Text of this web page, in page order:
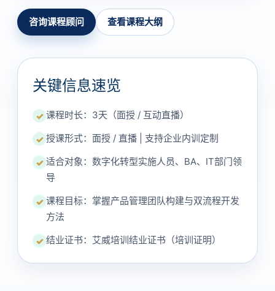
咨询课程顾问 查看课程大纲
关键信息速览
✓ 课程时长：3天（面授 / 互动直播）
✓ 授课形式：面授 / 直播 | 支持企业内训定制
✓ 适合对象：数字化转型实施人员、BA、IT部门领
导
✓ 课程目标：掌握产品管理团队构建与双流程开发
方法
✓ 结业证书：艾威培训结业证书（培训证明）